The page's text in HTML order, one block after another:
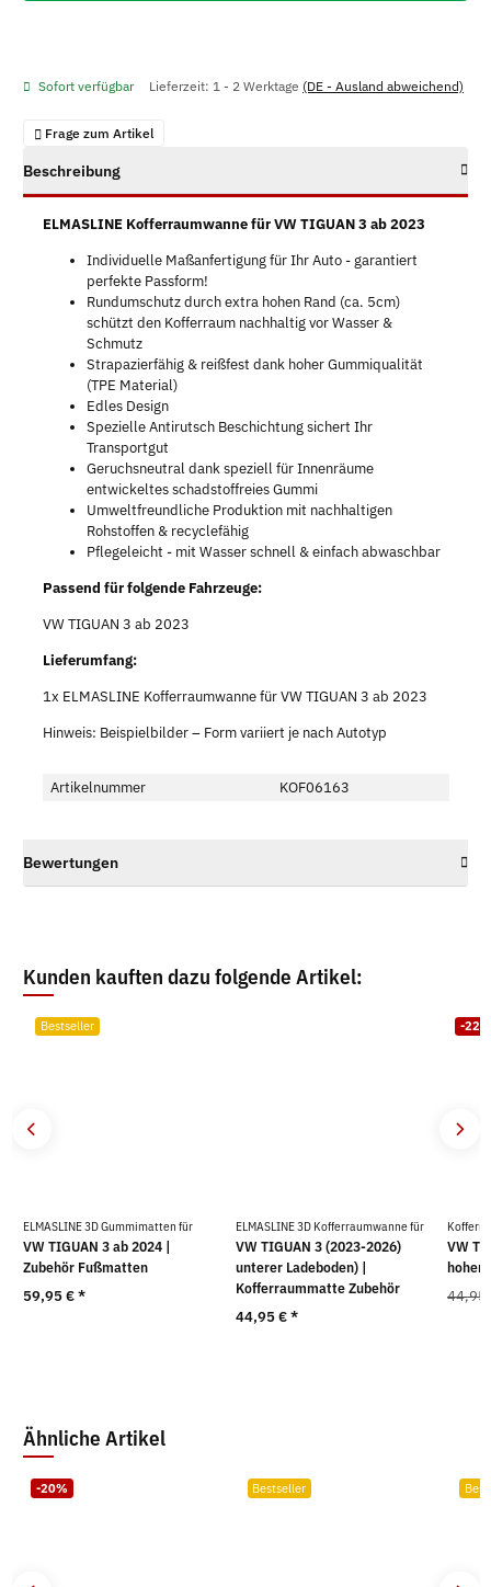
Sofort verfügbar Lieferzeit: 1 - 2 Werktage (DE - Ausland abweichend)
Frage zum Artikel
Beschreibung
ELMASLINE Kofferraumwanne für VW TIGUAN 3 ab 2023
Individuelle Maßanfertigung für Ihr Auto - garantiert
perfekte Passform!
Rundumschutz durch extra hohen Rand (ca. 5cm)
schützt den Kofferraum nachhaltig vor Wasser &
Schmutz
Strapazierfähig & reißfest dank hoher Gummiqualität
(TPE Material)
Edles Design
Spezielle Antirutsch Beschichtung sichert Ihr
Transportgut
Geruchsneutral dank speziell für Innenräume
entwickeltes schadstoffreies Gummi
Umweltfreundliche Produktion mit nachhaltigen
Rohstoffen & recyclefähig
Pflegeleicht - mit Wasser schnell & einfach abwaschbar
Passend für folgende Fahrzeuge:
VW TIGUAN 3 ab 2023
Lieferumfang:
1x ELMASLINE Kofferraumwanne für VW TIGUAN 3 ab 2023
Hinweis: Beispielbilder – Form variiert je nach Autotyp
Artikelnummer KOF06163
Bewertungen
Kunden kauften dazu folgende Artikel:
Bestseller
ELMASLINE 3D Gummimatten für
VW TIGUAN 3 ab 2024 |
Zubehör Fußmatten
59,95 €*
ELMASLINE 3D Kofferraumwanne für
VW TIGUAN 3 (2023-2026)
unterer Ladeboden) |
Kofferraummatte Zubehör
44,95 €*
-22%
VW
hoher
44,95
Ähnliche Artikel
-20% Bestseller